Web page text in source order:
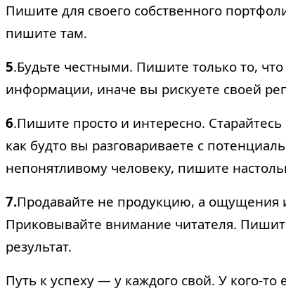
Пишите для своего собственного
пишите там.
5.Будьте честными. Пишите только то,
информации, иначе вы рискуете своей
6.Пишите просто и интересно.
как будто вы разговариваете с
непонятливому человеку, пишите
7.Продавайте не продукцию, а ощущения
Приковывайте внимание читателя.
результат.
Путь к успеху — у каждого свой. У кого-